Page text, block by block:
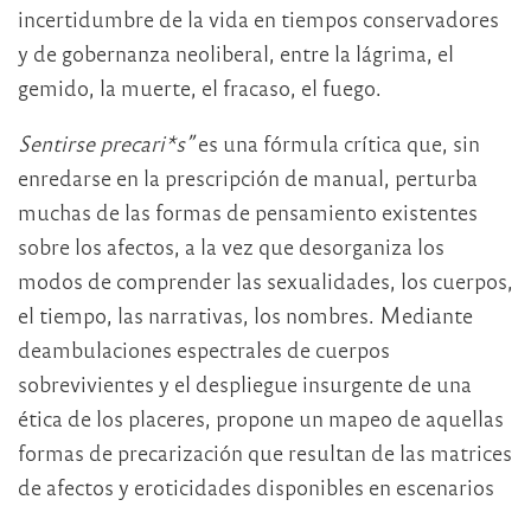
incertidumbre de la vida en tiempos conservadores
y de gobernanza neoliberal, entre la lágrima, el
gemido, la muerte, el fracaso, el fuego.
Sentirse precari*s”es una fórmula crítica que, sin
enredarse en la prescripción de manual, perturba
muchas de las formas de pensamiento existentes
sobre los afectos, a la vez que desorganiza los
modos de comprender las sexualidades, los cuerpos,
el tiempo, las narrativas, los nombres. Mediante
deambulaciones espectrales de cuerpos
sobrevivientes y el despliegue insurgente de una
ética de los placeres, propone un mapeo de aquellas
formas de precarización que resultan de las matrices
de afectos y eroticidades disponibles en escenarios